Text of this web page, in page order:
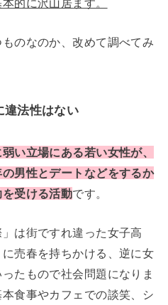
的に沢山居ます。
のなのか、改めて調べてみ
違法性はない
い立場にある若い女性が、
男性とデートなどをするか
受ける活動です。
は街ですれ違った女子高
売春を持ちかける、逆に女
たもので社会問題になりま
食事やカフェでの談笑、シ